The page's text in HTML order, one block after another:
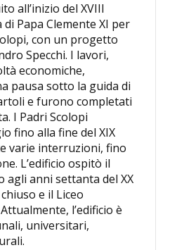
all’inizio del XVIII
Papa Clemente XI per
con un progetto
Specchi. I lavori,
economiche,
pausa sotto la guida di
e furono completati
I Padri Scolopi
fino alla fine del XIX
varie interruzioni, fino
L’edificio ospitò il
agli anni settanta del XX
e il Liceo
l’edificio è
universitari,